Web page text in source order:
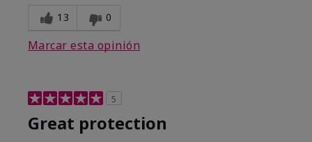
13 0
Marcar esta opinión
5
Great protection